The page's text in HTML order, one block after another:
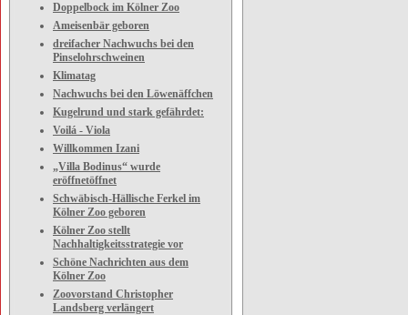
Doppelbock im Kölner Zoo
Ameisenbär geboren
dreifacher Nachwuchs bei den
Pinselohrschweinen
Klimatag
Nachwuchs bei den Löwenäffchen
Kugelrund und stark gefährdet:
Voilá - Viola
Willkommen Izani
„Villa Bodinus“ wurde
eröffnetöffnet
Schwäbisch-Hällische Ferkel im
Kölner Zoo geboren
Kölner Zoo stellt
Nachhaltigkeitsstrategie vor
Schöne Nachrichten aus dem
Kölner Zoo
Zoovorstand Christopher
Landsberg verlängert